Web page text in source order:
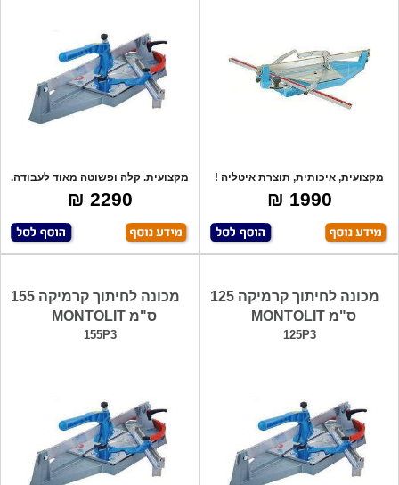
מקצועית, איכותית, תוצרת איטליה !
כולל
1990 ₪
מקצועית. קלה ופשוטה מאוד לעבודה.
לעבוד
2290 ₪
מכונה לחיתוך קרמיקה 125
ס"מ MONTOLIT
125P3
מכונה לחיתוך קרמיקה 155
ס"מ MONTOLIT
155P3